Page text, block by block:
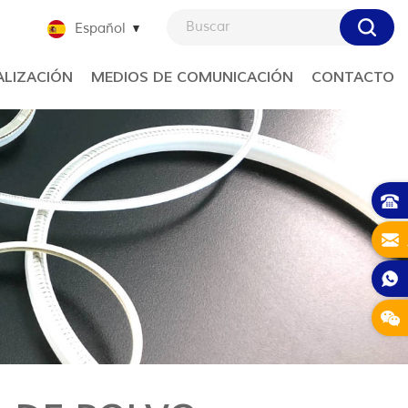
Español
MEDIOS DE COMUNICACIÓN CONTACTO